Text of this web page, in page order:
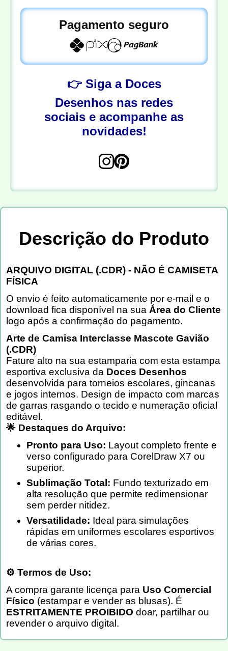
Pagamento seguro
👉 Siga a Doces
Desenhos nas redes
sociais e acompanhe as
novidades!
Descrição do Produto
ARQUIVO DIGITAL (.CDR) - NÃO É CAMISETA
FÍSICA
O envio é feito automaticamente por e-mail e o
download fica disponível na sua Área do Cliente
logo após a confirmação do pagamento.
Arte de Camisa Interclasse Mascote Gavião
(.CDR)
Fature alto na sua estamparia com esta estampa
esportiva exclusiva da Doces Desenhos
desenvolvida para torneios escolares, gincanas
e jogos internos. Design de impacto com marcas
de garras rasgando o tecido e numeração oficial
editável.
🌟 Destaques do Arquivo:
Pronto para Uso: Layout completo frente e
verso configurado para CorelDraw X7 ou
superior.
Sublimação Total: Fundo texturizado em
alta resolução que permite redimensionar
sem perder nitidez.
Versatilidade: Ideal para simulações
rápidas em uniformes escolares esportivos
de várias cores.
⚙️ Termos de Uso:
A compra garante licença para Uso Comercial
Físico (estampar e vender as blusas). É
ESTRITAMENTE PROIBIDO doar, partilhar ou
revender o arquivo digital.